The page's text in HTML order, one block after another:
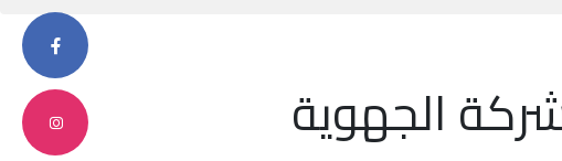
الجهوية